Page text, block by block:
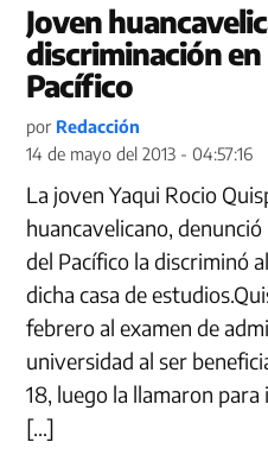
Joven
discriminación
Pacífico
por Redacción
14 de mayo del 2013 - 04:57:16
La joven Yaqui Rocio
huancavelicano,
del Pacífico la discriminó
dicha casa de
febrero al examen de
universidad al ser
18, luego la llamaron
[…]